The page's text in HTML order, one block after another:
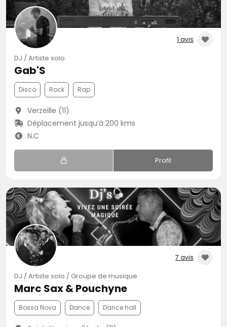
1 avis
DJ / Artiste solo
Gab'S
Disco Rock Rap
Verzeille (11)
Déplacement jusqu’à 200 kms
N.C
Profil
7 avis
DJ / Artiste solo / Groupe de musique
Marc Sax & Pouchyne
Bossa Nova Dance Dance hall